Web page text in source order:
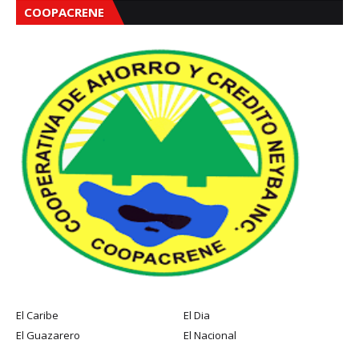
COOPACRENE
El Caribe
El Dia
El Guazarero
El Nacional